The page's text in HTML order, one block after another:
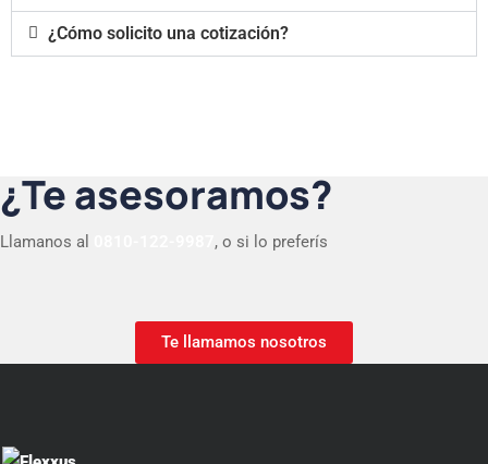
¿Cómo solicito una cotización?
¿Te asesoramos?
Llamanos al , o si lo preferís
Te llamamos nosotros